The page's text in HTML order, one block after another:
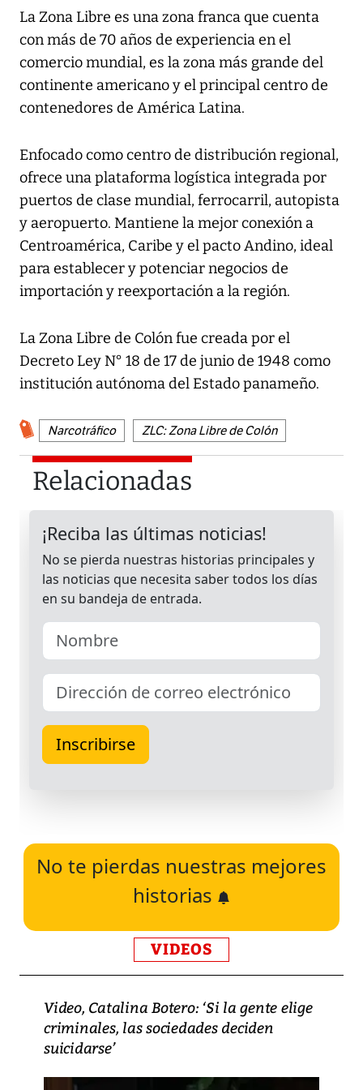
La Zona Libre es una zona franca que cuenta
con más de 70 años de experiencia en el
comercio mundial, es la zona más grande del
continente americano y el principal centro de
contenedores de América Latina.
Enfocado como centro de distribución regional,
ofrece una plataforma logística integrada por
puertos de clase mundial, ferrocarril, autopista
y aeropuerto. Mantiene la mejor conexión a
Centroamérica, Caribe y el pacto Andino, ideal
para establecer y potenciar negocios de
importación y reexportación a la región.
La Zona Libre de Colón fue creada por el
Decreto Ley N° 18 de 17 de junio de 1948 como
institución autónoma del Estado panameño.
Narcotráfico ZLC: Zona Libre de Colón
Relacionadas
No te pierdas nuestras mejores
historias
VIDEOS
Video, Catalina Botero: ‘Si la gente elige
criminales, las sociedades deciden
suicidarse’